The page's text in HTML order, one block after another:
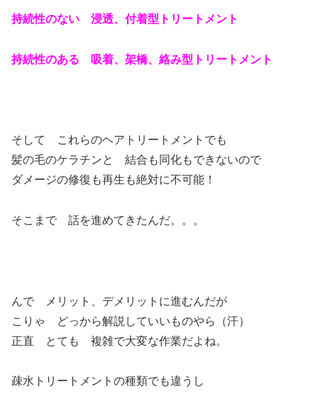
持続性のない 浸透、付着型トリートメント
持続性のある 吸着、架橋、絡み型トリートメント
そして これらのヘアトリートメントでも
髪の毛のケラチンと 結合も同化もできないので
ダメージの修復も再生も絶対に不可能！
そこまで 話を進めてきたんだ。。。
んで メリット、デメリットに進むんだが
こりゃ どっから解説していいものやら（汗）
正直 とても 複雑で大変な作業だよね。
疎水トリートメントの種類でも違うし